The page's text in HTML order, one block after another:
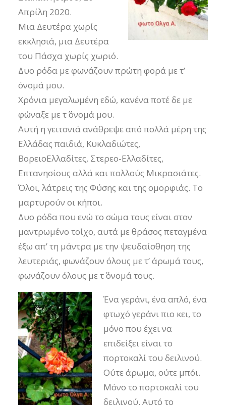
Απρίλη 2020.
Μια Δευτέρα χωρίς
εκκλησιά, μια Δευτέρα
του Πάσχα χωρίς χωριό.
Δυο ρόδα με φωνάζουν πρώτη φορά με τ’
όνομά μου.
Χρόνια μεγαλωμένη εδώ, κανένα ποτέ δε με
φώναξε με τ΄ όνομά μου.
Αυτή η γειτονιά ανάθρεψε από πολλά μέρη της
Ελλάδας παιδιά, Κυκλαδιώτες,
ΒορειοΕλλαδίτες, Στερεο-Ελλαδίτες,
Επτανησίους αλλά και πολλούς Μικρασιάτες.
Όλοι, λάτρεις της Φύσης και της ομορφιάς. Το
μαρτυρούν οι κήποι.
Δυο ρόδα που ενώ το σώμα τους είναι στον
μαντρωμένο τοίχο, αυτά με θράσος πεταγμένα
έξω απ’ τη μάντρα με την ψευδαίσθηση της
λευτεριάς, φωνάζουν όλους με τ’ άρωμά τους,
φωνάζουν όλους με τ΄ όνομά τους.
Ένα γεράνι, ένα απλό, ένα
φτωχό γεράνι πιο κει, το
μόνο που έχει να
επιδείξει είναι το
πορτοκαλί του δειλινού.
Ούτε άρωμα, ούτε μπόι.
Μόνο το πορτοκαλί του
δειλινού. Αυτό το